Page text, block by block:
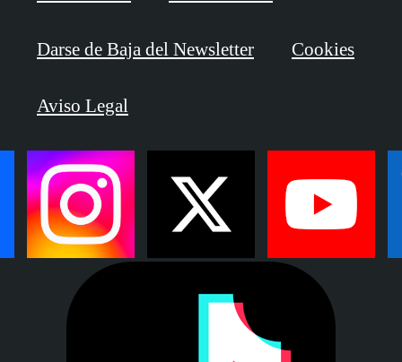
Darse de Baja del Newsletter Cookies
Aviso Legal